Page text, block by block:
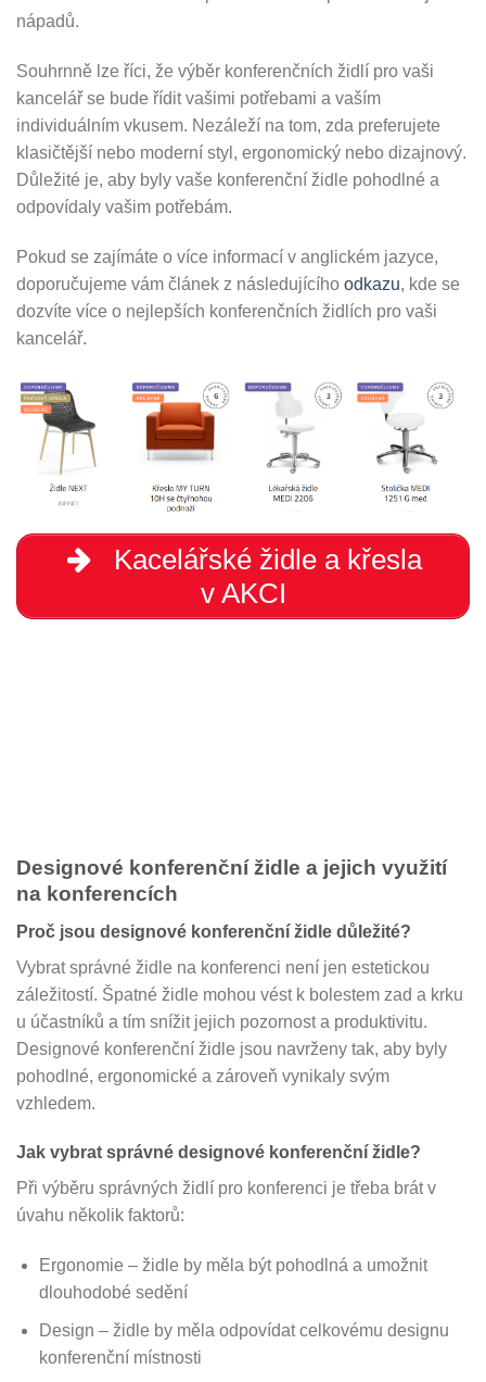
nápadů.
Souhrnně lze říci, že výběr konferenčních židlí pro vaši
kancelář se bude řídit vašimi potřebami a vaším
individuálním vkusem. Nezáleží na tom, zda preferujete
klasičtější nebo moderní styl, ergonomický nebo dizajnový.
Důležité je, aby byly vaše konferenční židle pohodlné a
odpovídaly vašim potřebám.
Pokud se zajímáte o více informací v anglickém jazyce,
doporučujeme vám článek z následujícího odkazu, kde se
dozvíte více o nejlepších konferenčních židlích pro vaši
kancelář.
Kacelářské židle a křesla
v AKCI
Designové konferenční židle a jejich využití
na konferencích
Proč jsou designové konferenční židle důležité?
Vybrat správné židle na konferenci není jen estetickou
záležitostí. Špatné židle mohou vést k bolestem zad a krku
u účastníků a tím snížit jejich pozornost a produktivitu.
Designové konferenční židle jsou navrženy tak, aby byly
pohodlné, ergonomické a zároveň vynikaly svým
vzhledem.
Jak vybrat správné designové konferenční židle?
Při výběru správných židlí pro konferenci je třeba brát v
úvahu několik faktorů:
Ergonomie – židle by měla být pohodlná a umožnit
dlouhodobé sedění
Design – židle by měla odpovídat celkovému designu
konferenční místnosti